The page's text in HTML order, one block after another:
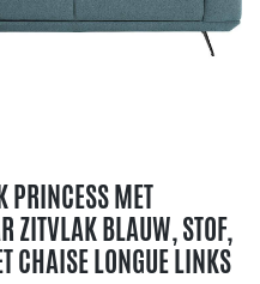
PRINCESS MET
ZITVLAK BLAUW, STOF,
CHAISE LONGUE LINKS